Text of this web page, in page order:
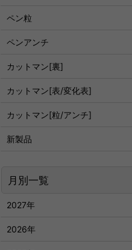
ペン粒
ペンアンチ
カットマン[裏]
カットマン[表/変化表]
カットマン[粒/アンチ]
新製品
月別一覧
2027年
2026年